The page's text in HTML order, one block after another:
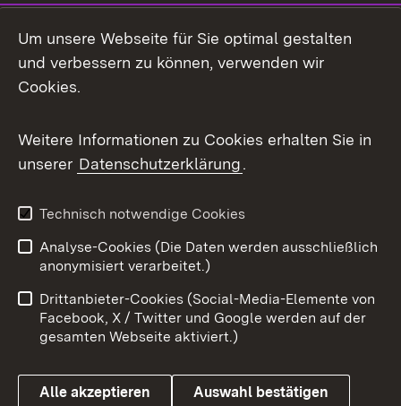
Mastodon
Messenger
Social Wall
X / Twitter
Youtube
Benutzungshinweise
Barrierefreiheit
Datenschutz
Cookies
Um unsere Webseite für Sie optimal gestalten
und verbessern zu können, verwenden wir
Cookies.
Weitere Informationen zu Cookies erhalten Sie in
unserer Datenschutzerklärung.
Technisch notwendige Cookies
Analyse-Cookies (Die Daten werden ausschließlich
anonymisiert verarbeitet.)
Drittanbieter-Cookies (Social-Media-Elemente von
Facebook, X / Twitter und Google werden auf der
gesamten Webseite aktiviert.)
Alle akzeptieren Auswahl bestätigen